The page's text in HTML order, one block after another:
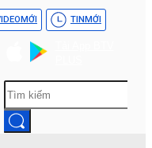
MỚI TINMỚI